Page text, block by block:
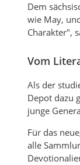
Dem
wie May,
Charakter",
Vom
Als der
Depot dazu
junge
Für das
alle